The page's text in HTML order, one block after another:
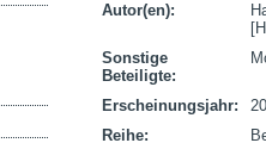
Autor(en):
Sonstige
Beteiligte:
Erscheinungsjahr:
Reihe: